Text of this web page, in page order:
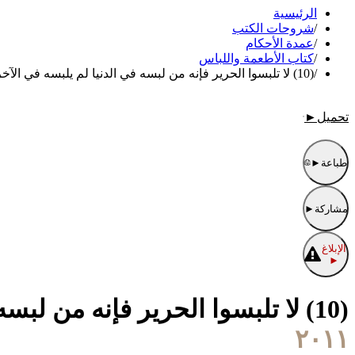
الرئيسية
/شروحات الكتب
/عمدة الأحكام
/كتاب الأطعمة واللباس
/(10) لا تلبسوا الحرير فإنه من لبسه في الدنيا لم يلبسه في الآخرة
تحميل ►
طباعة ►
مشاركة ►
الإبلاغ
►
(10) لا تلبسوا الحرير فإنه من لبسه في الدنيا لم يلبسه في الآخرة
٢٠١١